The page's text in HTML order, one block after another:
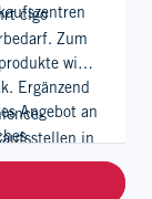
cigo
Zum
wie
Ergänzend
Angebot an
verfügen
in